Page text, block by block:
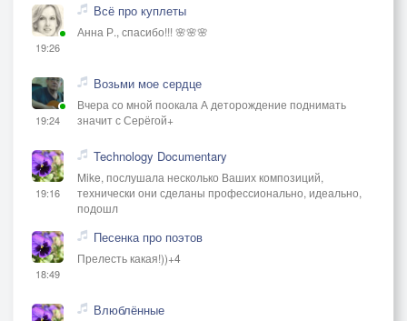
19:26
Всё про куплеты
Анна Р., спасибо!!! 🌸🌸🌸
19:24
Возьми мое сердце
Вчера со мной поокала А деторождение поднимать
значит с Серёгой+
19:16
Technology Documentary
Mike, послушала несколько Ваших композиций,
технически они сделаны профессионально, идеально,
подошл
18:49
Песенка про поэтов
Прелесть какая!))+4
Влюблённые